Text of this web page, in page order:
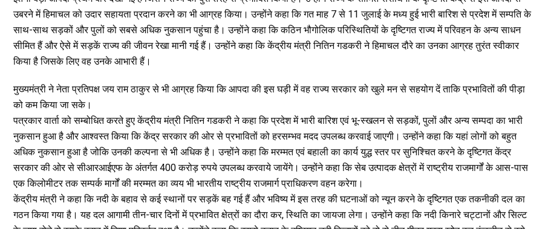
उबरने में हिमाचल को उदार सहायता प्रदान करने का भी आग्रह किया। उन्होंने कहा कि गत माह 7 से 11 जुलाई के मध्य हुई भारी बारिश से प्रदेश में सम्पति के
साथ-साथ सड़कों और पुलों को सबसे अधिक नुकसान पहुंचा है। उन्होंने कहा कि कठिन भौगोलिक परिस्थितियों के दृष्टिगत राज्य में परिवहन के अन्य साधन
सीमित हैं और ऐसे में सड़कें राज्य की जीवन रेखा मानी गई हैं। उन्होंने कहा कि केंद्रीय मंत्री नितिन गडकरी ने हिमाचल दौरे का उनका आग्रह तुरंत स्वीकार
किया है जिसके लिए वह उनके आभारी हैं।
मुख्यमंत्री ने नेता प्रतिपक्ष जय राम ठाकुर से भी आग्रह किया कि आपदा की इस घड़ी में वह राज्य सरकार को खुले मन से सहयोग दें ताकि प्रभावितों की पीड़ा
को कम किया जा सके।
पत्रकार वार्ता को सम्बोधित करते हुए केंद्रीय मंत्री नितिन गडकरी ने कहा कि प्रदेश में भारी बारिश एवं भू-स्खलन से सड़कों, पुलों और अन्य सम्पदा का भारी
नुकसान हुआ है और आश्वस्त किया कि केंद्र सरकार की ओर से प्रभावितों को हरसम्भव मदद उपलब्ध करवाई जाएगी। उन्होंने कहा कि यहां लोगों को बहुत
अधिक नुकसान हुआ है जोकि उनकी कल्पना से भी अधिक है। उन्होंने कहा कि मरम्मत एवं बहाली का कार्य युद्ध स्तर पर सुनिश्चित करने के दृष्टिगत केंद्र
सरकार की ओर से सीआरआईएफ के अंतर्गत 400 करोड़ रुपये उपलब्ध करवाये जायेंगे। उन्होंने कहा कि सेब उत्पादक क्षेत्रों में राष्ट्रीय राजमार्गों के आस-पास
एक किलोमीटर तक सम्पर्क मार्गों की मरम्मत का व्यय भी भारतीय राष्ट्रीय राजमार्ग प्राधिकरण वहन करेगा।
केंद्रीय मंत्री ने कहा कि नदी के बहाव से कई स्थानों पर सड़कें बह गई हैं और भविष्य में इस तरह की घटनाओं को न्यून करने के दृष्टिगत एक तकनीकी दल का
गठन किया गया है। यह दल आगामी तीन-चार दिनों में प्रभावित क्षेत्रों का दौरा कर, स्थिति का जायजा लेगा। उन्होंने कहा कि नदी किनारे चट्टानों और सिल्ट